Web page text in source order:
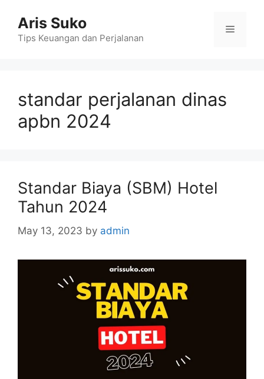
content
Aris Suko
Tips Keuangan dan Perjalanan
Menu
standar perjalanan dinas
apbn 2024
Standar Biaya (SBM) Hotel
Tahun 2024
May 13, 2023 by admin